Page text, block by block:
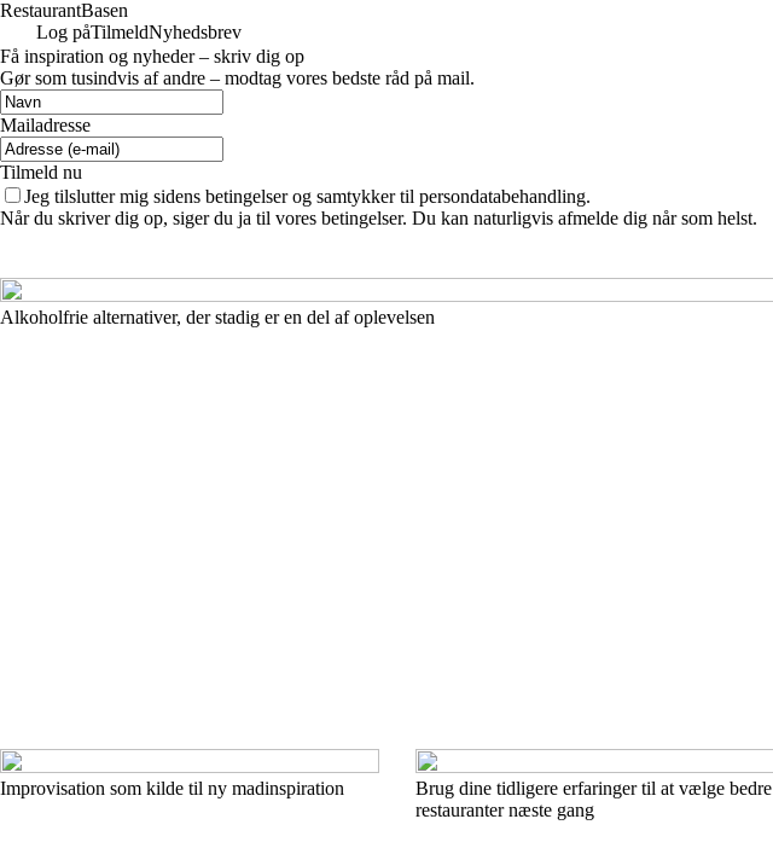
RestaurantBasen
Log påTilmeldNyhedsbrev
Få inspiration og nyheder – skriv dig op
Gør som tusindvis af andre – modtag vores bedste råd på mail.
Mailadresse
Tilmeld nu
Jeg tilslutter mig sidens betingelser og samtykker til persondatabehandling.
Når du skriver dig op, siger du ja til vores betingelser. Du kan naturligvis afmelde dig når som helst.
Alkoholfrie alternativer, der stadig er en del af oplevelsen
Improvisation som kilde til ny madinspiration
Brug dine tidligere erfaringer til at vælge bedre
restauranter næste gang